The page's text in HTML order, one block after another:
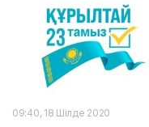
09:40, 18 Шілде 2020